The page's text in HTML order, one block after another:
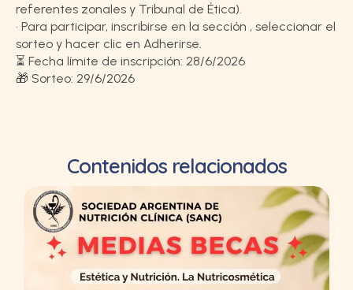
referentes zonales y Tribunal de Ética).
•⁠ ⁠Para participar, inscribirse en la sección , seleccionar el
sorteo y hacer clic en Adherirse.
⏳ Fecha límite de inscripción: 28/6/2026
🎁 Sorteo: 29/6/2026
Contenidos relacionados